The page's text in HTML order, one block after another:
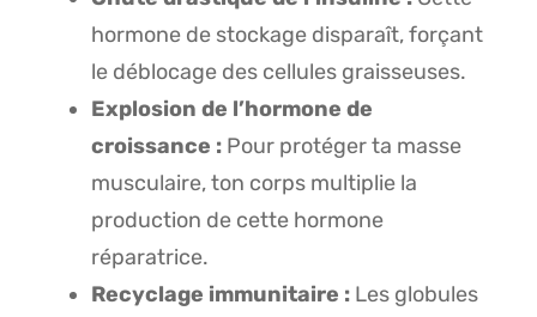
hormone de stockage disparaît, forçant
le déblocage des cellules graisseuses.
Explosion de l’hormone de
croissance : Pour protéger ta masse
musculaire, ton corps multiplie la
production de cette hormone
réparatrice.
Recyclage immunitaire : Les globules